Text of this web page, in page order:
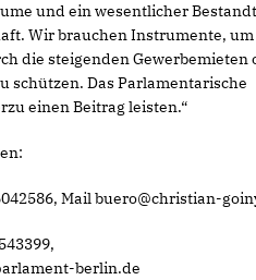
und ein wesentlicher
Wir brauchen Instrumente, um
die steigenden Gewerbemieten
schützen. Das Parlamentarische
einen Beitrag leisten.“
Mail buero@christian-
berlin.de